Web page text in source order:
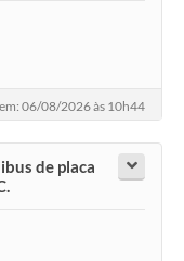
06/08/2026 às 10h44
de placa